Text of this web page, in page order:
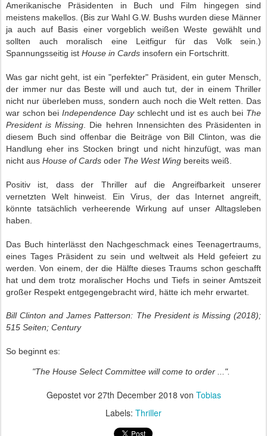
Amerikanische Präsidenten in Buch und Film hingegen sind
meistens makellos. (Bis zur Wahl G.W. Bushs wurden diese Männer
ja auch auf Basis einer vorgeblich weißen Weste gewählt und
sollten auch moralisch eine Leitfigur für das Volk sein.)
Spannungsseitig ist House in Cards insofern ein Fortschritt.
Was gar nicht geht, ist ein "perfekter" Präsident, ein guter Mensch,
der immer nur das Beste will und auch tut, der in einem Thriller
nicht nur überleben muss, sondern auch noch die Welt retten. Das
war schon beiIndependence Dayschlecht und ist es auch bei The
President is Missing . Die hehren Innensichten des Präsidenten in
diesem Buch sind offenbar die Beiträge von Bill Clinton, was die
Handlung eher ins Stocken bringt und nicht hinzufügt, was man
nicht aus House of Cards oder The West Wing bereits weiß.
Positiv ist, dass der Thriller auf die Angreifbarkeit unserer
vernetzten Welt hinweist. Ein Virus, der das Internet angreift,
könnte tatsächlich verheerende Wirkung auf unser Alltagsleben
haben.
Das Buch hinterlässt den Nachgeschmack eines Teenagertraums,
eines Tages Präsident zu sein und weltweit als Held gefeiert zu
werden. Von einem, der die Hälfte dieses Traums schon geschafft
hat und dem trotz moralischer Hochs und Tiefs in seiner Amtszeit
großer Respekt entgegengebracht wird, hätte ich mehr erwartet.
Bill Clinton and James Patterson: The President is Missing (2018);
515 Seiten; Century
So beginnt es:
"The House Select Committee will come to order ...".
Gepostet vor 27th December 2018 von Tobias
Labels: Thriller